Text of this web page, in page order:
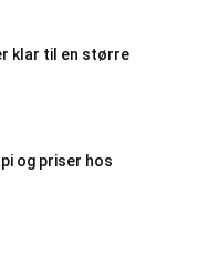
klar til en større
og priser hos